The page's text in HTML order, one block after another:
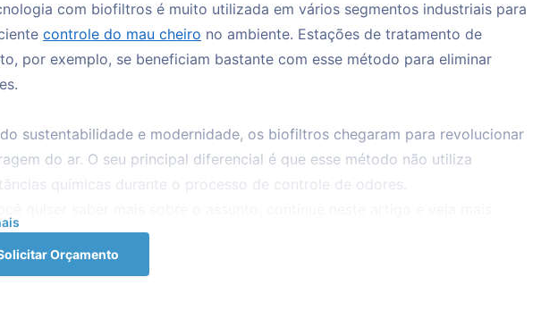
com biofiltros é muito utilizada em vários segmentos industriais para
controle do mau cheiro no ambiente. Estações de tratamento de
por exemplo, se beneficiam bastante com esse método para eliminar
sustentabilidade e modernidade, os biofiltros chegaram para revolucionar
do ar. O seu principal diferencial é que esse método não utiliza
químicas durante o processo de controle de odores.
a tecnologia com biofiltros para eliminação de odores
Orçamento